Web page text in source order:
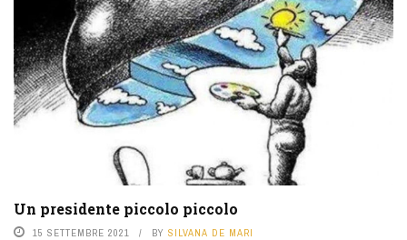
Un presidente piccolo piccolo
15 SETTEMBRE 2021 BY SILVANA DE MARI